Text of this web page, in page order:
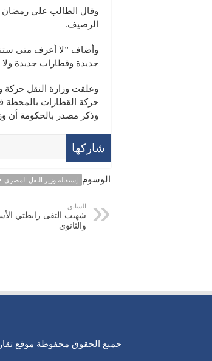
وقال الطالب علي
الرصيف.
وأضاف ”لا أعرف متى
جديدة وقطارات جديدة
وعلقت وزارة النقل
حركة القطارات بالمحطة
وذكر مصدر بالحكومة أن
شاركها
الوسوم إستقالة وزير النقل المصري
السابق
شهيب التقى رابطتي
والثانوي
جميع الحقوق محفوظة موقع تقارير